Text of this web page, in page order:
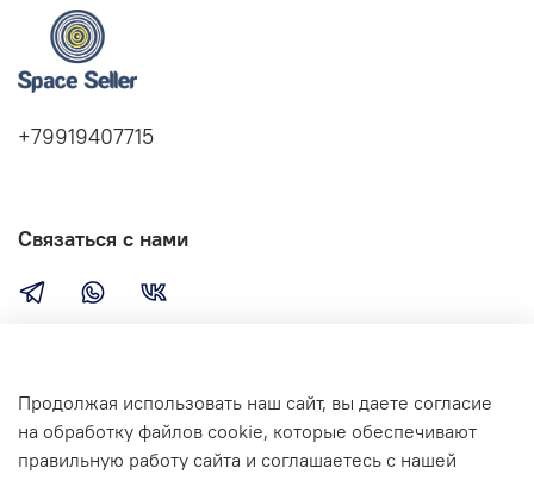
Компания
Сервис
+79919407715
Связаться с нами
Продолжая использовать наш сайт, вы даете согласие
на обработку файлов cookie, которые обеспечивают
правильную работу сайта и соглашаетесь с нашей